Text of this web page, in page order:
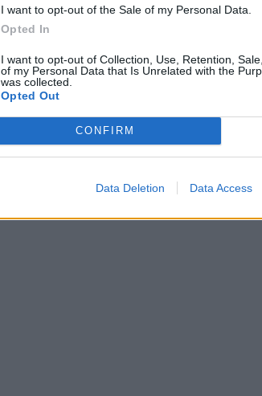
I want to opt-out of the Sale of my Personal Data.
Opted In
I want to opt-out of Collection, Use, Retention,
of my Personal Data that Is Unrelated with the
was collected.
Opted Out
CONFIRM
Data Deletion Data Access